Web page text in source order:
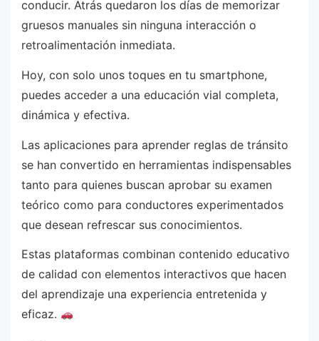
conducir. Atrás quedaron los días de memorizar
gruesos manuales sin ninguna interacción o
retroalimentación inmediata.
Hoy, con solo unos toques en tu smartphone,
puedes acceder a una educación vial completa,
dinámica y efectiva.
Las aplicaciones para aprender reglas de tránsito
se han convertido en herramientas indispensables
tanto para quienes buscan aprobar su examen
teórico como para conductores experimentados
que desean refrescar sus conocimientos.
Estas plataformas combinan contenido educativo
de calidad con elementos interactivos que hacen
del aprendizaje una experiencia entretenida y
eficaz.